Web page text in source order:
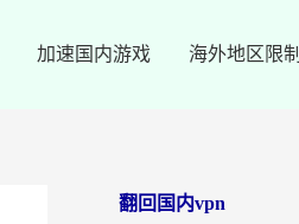
加速国内游戏 海外地区限制
翻回国内vpn